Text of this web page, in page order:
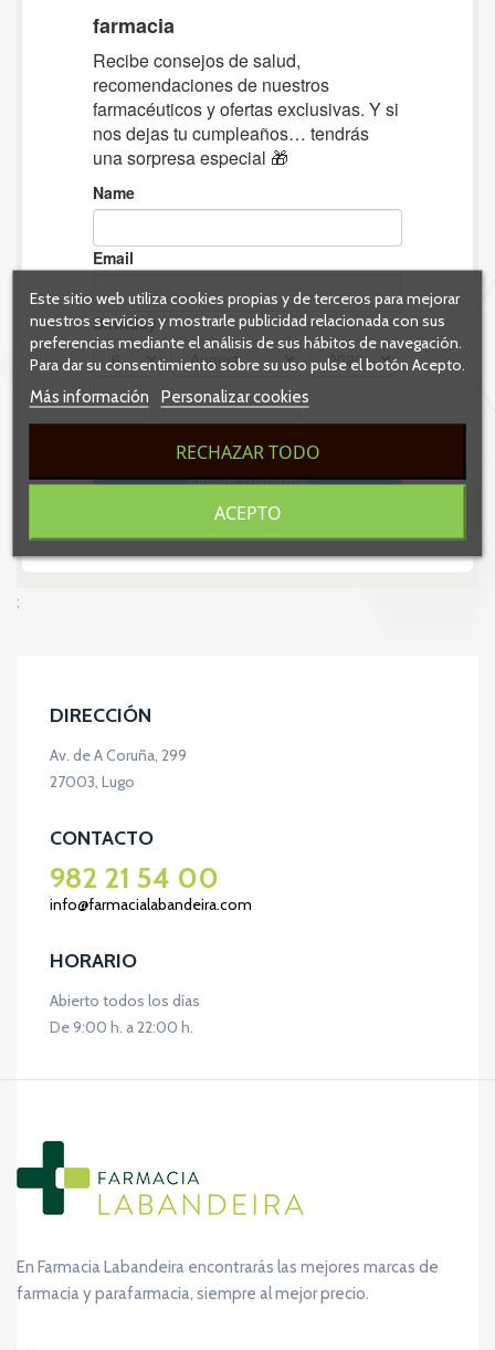
;
DIRECCIÓN
Av. de A Coruña, 299
27003, Lugo
CONTACTO
982 21 54 00
info@farmacialabandeira.com
HORARIO
Abierto todos los días
De 9:00 h. a 22:00 h.
En Farmacia Labandeira encontrarás las mejores marcas de
farmacia y parafarmacia, siempre al mejor precio.
Este sitio web utiliza cookies propias y de terceros para mejorar
nuestros servicios y mostrarle publicidad relacionada con sus
preferencias mediante el análisis de sus hábitos de navegación.
Para dar su consentimiento sobre su uso pulse el botón Acepto.
Más información
Personalizar cookies
RECHAZAR TODO
ACEPTO